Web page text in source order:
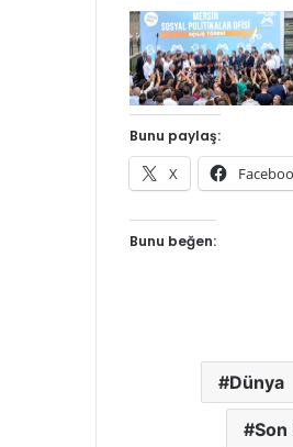
Bunu paylaş:
X
Bunu beğen:
Dünya
Son